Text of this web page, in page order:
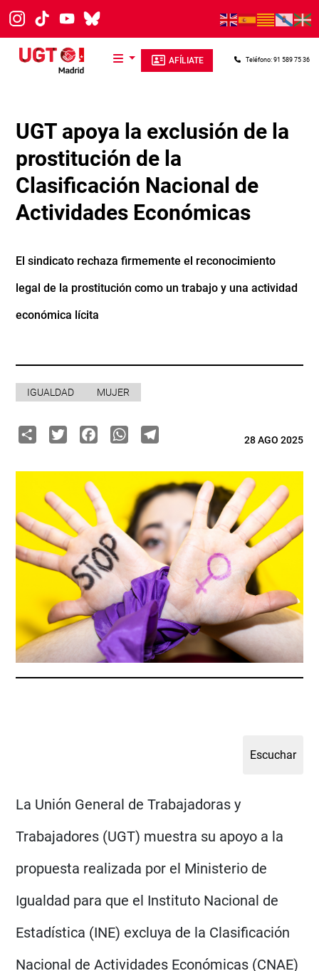
Pasar al contenido principal
AFÍLIATE Teléfono: 91 589 75 36
UGT apoya la exclusión de la
prostitución de la
Clasificación Nacional de
Actividades Económicas
El sindicato rechaza firmemente el reconocimiento
legal de la prostitución como un trabajo y una actividad
económica lícita
IGUALDAD MUJER
ShareTwitterFacebook
WhatsApp
Telegram28 AGO 2025
La Unión General de Trabajadoras y
Trabajadores (UGT) muestra su apoyo a la
propuesta realizada por el Ministerio de
Igualdad para que el Instituto Nacional de
Estadística (INE) excluya de la Clasificación
Nacional de Actividades Económicas (CNAE)